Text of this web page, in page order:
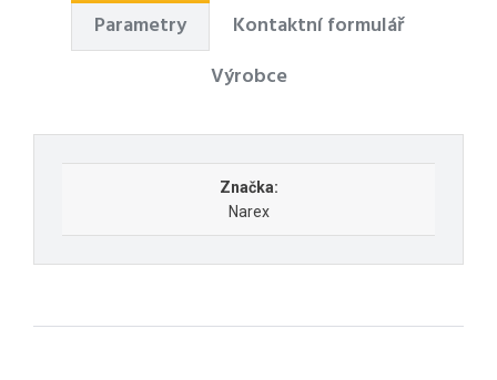
Parametry
Kontaktní formulář
Výrobce
Značka:
Narex